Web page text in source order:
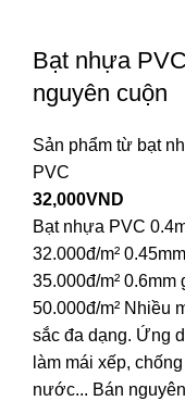
Bạt nhựa PVC
nguyên cuộn
Sản phẩm từ bạt
PVC
32,000VND
Bạt nhựa PVC
32.000đ/m²
35.000đ/m² 0.6mm
50.000đ/m² Nhiều
sắc đa dạng. Ứng
làm mái xếp, chống
nước... Bán